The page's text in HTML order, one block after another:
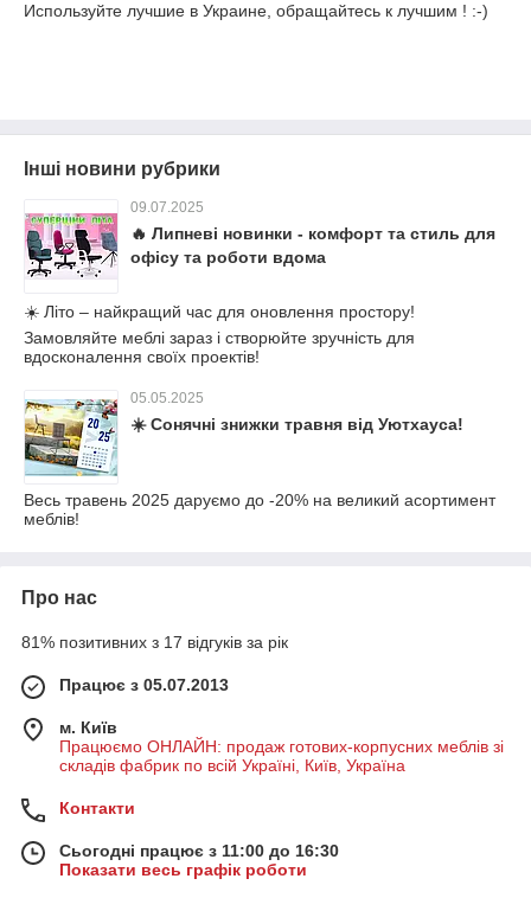
Используйте лучшие в Украине, обращайтесь к лучшим ! :-)
Інші новини рубрики
09.07.2025
🔥 Липневі новинки - комфорт та стиль для
офісу та роботи вдома
☀️ Літо – найкращий час для оновлення простору!
Замовляйте меблі зараз і створюйте зручність для
вдосконалення своїх проектів!
05.05.2025
☀️ Сонячні знижки травня від Уютхауса!
Весь травень 2025 даруємо до -20% на великий асортимент
меблів!
Про нас
81% позитивних з 17 відгуків за рік
Працює з 05.07.2013
м. Київ
Працюємо ОНЛАЙН: продаж готових-корпусних меблів зі
складів фабрик по всій Україні, Київ, Україна
Контакти
Сьогодні працює з 11:00 до 16:30
Показати весь графік роботи